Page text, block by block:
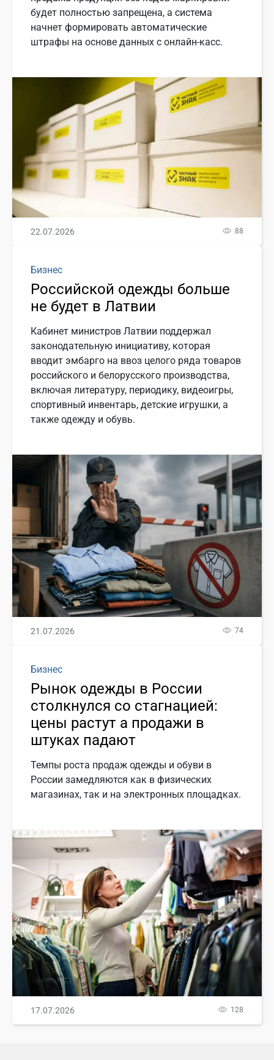
будет полностью запрещена, а система
начнет формировать автоматические
штрафы на основе данных с онлайн-касс.
22.07.2026 88
Бизнес
Российской одежды больше
не будет в Латвии
Кабинет министров Латвии поддержал
законодательную инициативу, которая
вводит эмбарго на ввоз целого ряда товаров
российского и белорусского производства,
включая литературу, периодику, видеоигры,
спортивный инвентарь, детские игрушки, а
также одежду и обувь.
21.07.2026 74
Бизнес
Рынок одежды в России
столкнулся со стагнацией:
цены растут а продажи в
штуках падают
Темпы роста продаж одежды и обуви в
России замедляются как в физических
магазинах, так и на электронных площадках.
17.07.2026 128